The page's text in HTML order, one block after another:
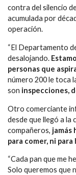
contra del silencio
acumulada por
operación.
“El Departamento
desalojando.
personas que
número 200 le toca
son inspecciones,
Otro comerciante
desde que llegó a la
compañeros, jamás
para comer, ni para
“Cada pan que me
Solo queremos que